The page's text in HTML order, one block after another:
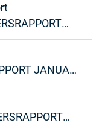
JANUARI